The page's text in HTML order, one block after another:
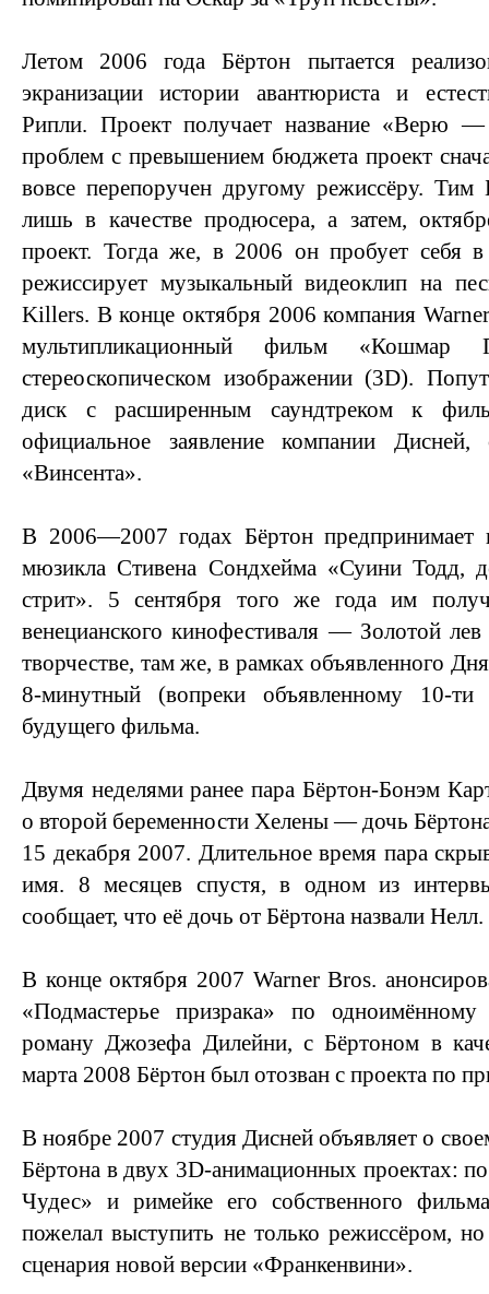
Летом 2006 года Бёртон пытается
экранизации истории авантюриста и
Рипли. Проект получает название «Верю
проблем с превышением бюджета проект
вовсе перепоручен другому режиссёру. Тим
лишь в качестве продюсера, а затем,
проект. Тогда же, в 2006 он пробует себя
режиссирует музыкальный видеоклип на
Killers. В конце октября 2006 компания
мультипликационный фильм «Кошмар
стереоскопическом изображении (3D).
диск с расширенным саундтреком к
официальное заявление компании
«Винсента».
В 2006—2007 годах Бёртон предпринимает
мюзикла Стивена Сондхейма «Суини Тодд,
стрит». 5 сентября того же года им
венецианского кинофестиваля — Золотой
творчестве, там же, в рамках объявленного
8-минутный (вопреки объявленному 10-
будущего фильма.
Двумя неделями ранее пара Бёртон-Бонэм
о второй беременности Хелены — дочь
15 декабря 2007. Длительное время пара
имя. 8 месяцев спустя, в одном из
сообщает, что её дочь от Бёртона назвали Нелл.
В конце октября 2007 Warner Bros.
«Подмастерье призрака» по одноимённому
роману Джозефа Дилейни, с Бёртоном в
марта 2008 Бёртон был отозван с проекта по
В ноябре 2007 студия Дисней объявляет о
Бёртона в двух 3D-анимационных проектах:
Чудес» и римейке его собственного
пожелал выступить не только режиссёром,
сценария новой версии «Франкенвини».